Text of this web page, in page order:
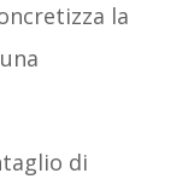
la
di